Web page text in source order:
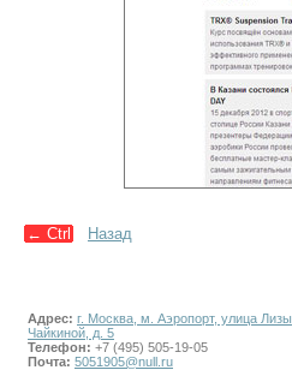
← Ctrl Назад
Адрес: г. Москва, м. Аэропорт, улица Лизы
Чайкиной, д. 5
Телефон: +7 (495) 505-19-05
Почта: 5051905@null.ru